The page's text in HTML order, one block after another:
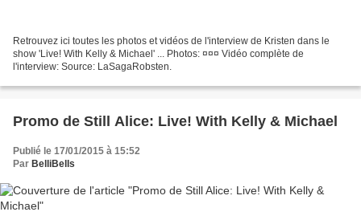
Retrouvez ici toutes les photos et vidéos de l'interview de Kristen dans le
show 'Live! With Kelly & Michael' ... Photos: ¤¤¤ Vidéo complète de
l'interview: Source: LaSagaRobsten.
Promo de Still Alice: Live! With Kelly & Michael
Publié le 17/01/2015 à 15:52
Par BelliBells